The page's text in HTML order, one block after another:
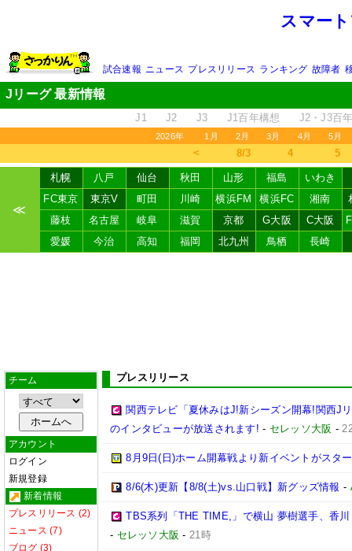
スマー
試合速報 ニュース プレスリリース ランキング 故障者
Jリーグ 最新情報
J1 J2 J3 J1百年構想 J2・J3百
2026年 1月 2月 3月 4月 5月
＜ 8/3 4 5
≪
札幌 八戸 仙台 秋田 山形 福島
いわき
FC東京
東京V 町田 川崎 横浜FM 横浜FC 湘南
藤枝
名古屋 岐阜 滋賀 京都 G大阪 C大阪
愛媛
今治 高知 福岡 北九州 鳥栖 長崎
チーム
アカウント
ログイン
新規登録
新着情報
プレスリリース (2)
ニュース (7)
ブログ (3)
プレスリリース
関西テレビ「夏休みはJ!新シーズン開幕!関西J
のインタビューが放送されます! - セレッソ大阪 -
8月9日(日)ホーム開幕戦より新イベントがスタ
8/6(木)更新【8/8(土)vs.山口戦】新グッズ情報 -
TBS系列「THE TIME,」で横山 夢樹選手、香
- セレッソ大阪 - 21時